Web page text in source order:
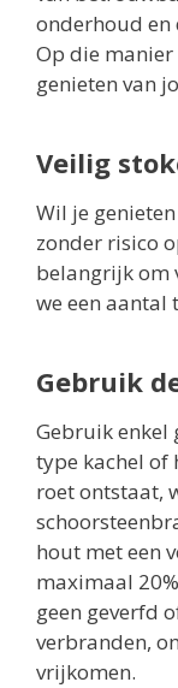
onderhoud en
Op die
genieten van
Veilig
Wil je
zonder risico
belangrijk om
we een aantal
Gebruik
Gebruik enkel
type kachel of
roet ontstaat,
hout met een
maximaal
geen geverfd
verbranden,
vrijkomen.